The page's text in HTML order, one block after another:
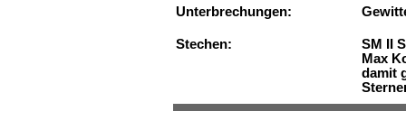
Unterbrechungen:
Stechen:
SM II
Max
damit